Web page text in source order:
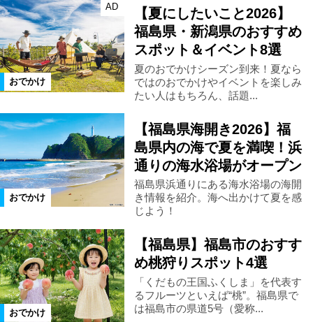
おでかけ
AD
【夏にしたいこと2026】
福島県・新潟県のおすすめ
スポット＆イベント8選
夏のおでかけシーズン到来！夏なら
ではのおでかけやイベントを楽しみ
たい人はもちろん、話題...
おでかけ
【福島県海開き2026】福
島県内の海で夏を満喫！浜
通りの海水浴場がオープン
福島県浜通りにある海水浴場の海開
き情報を紹介。海へ出かけて夏を感
じよう！
おでかけ
【福島県】福島市のおすす
め桃狩りスポット4選
「くだもの王国ふくしま」を代表す
るフルーツといえば“桃”。福島県で
は福島市の県道5号（愛称...